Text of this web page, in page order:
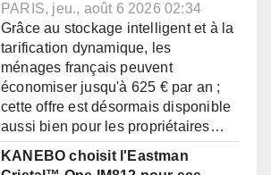
PARIS, jeu., août 6 2026 02:34
Grâce au stockage intelligent et à la
tarification dynamique, les
ménages français peuvent
économiser jusqu'à 625 € par an ;
cette offre est désormais disponible
aussi bien pour les propriétaires…
KANEBO choisit l'Eastman